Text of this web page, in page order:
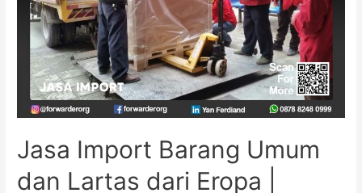
Jasa Import Barang Umum
dan Lartas dari Eropa |